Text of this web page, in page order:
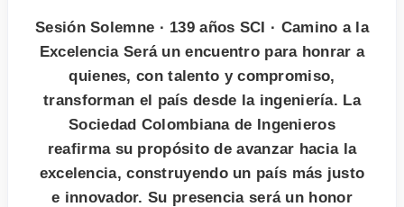
Sesión Solemne · 139 años SCI · Camino a la
Excelencia Será un encuentro para honrar a
quienes, con talento y compromiso,
transforman el país desde la ingeniería. La
Sociedad Colombiana de Ingenieros
reafirma su propósito de avanzar hacia la
excelencia, construyendo un país más justo
e innovador. Su presencia será un honor